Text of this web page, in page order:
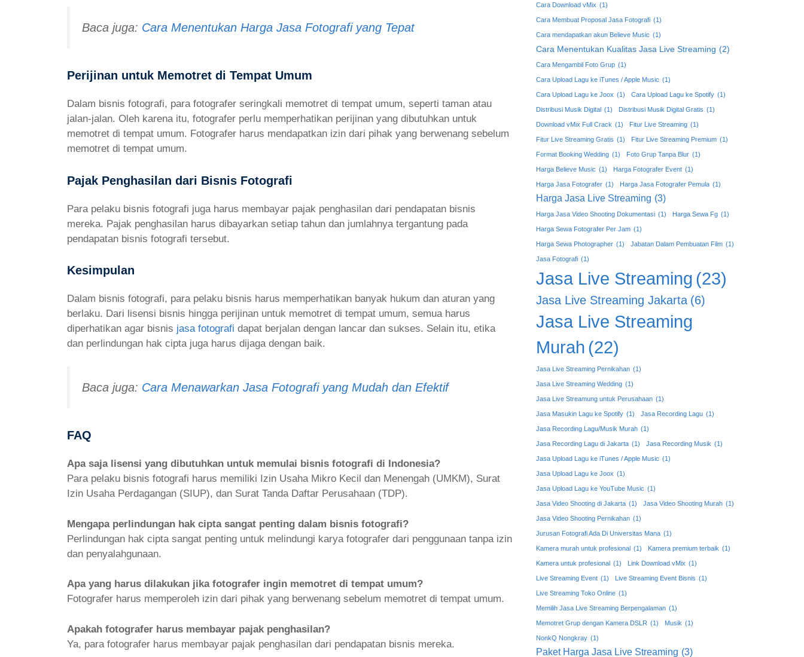
Baca juga: Cara Menentukan Harga Jasa Fotografi yang Tepat
Perijinan untuk Memotret di Tempat Umum
Dalam bisnis fotografi, para fotografer seringkali memotret di tempat umum, seperti taman atau
jalan-jalan. Oleh karena itu, fotografer perlu memperhatikan perijinan yang dibutuhkan untuk
memotret di tempat umum. Fotografer harus mendapatkan izin dari pihak yang berwenang sebelum
memotret di tempat umum.
Pajak Penghasilan dari Bisnis Fotografi
Para pelaku bisnis fotografi juga harus membayar pajak penghasilan dari pendapatan bisnis
mereka. Pajak penghasilan harus dibayarkan setiap tahun dan jumlahnya tergantung pada
pendapatan bisnis fotografi tersebut.
Kesimpulan
Dalam bisnis fotografi, para pelaku bisnis harus memperhatikan banyak hukum dan aturan yang
berlaku. Dari lisensi bisnis hingga perijinan untuk memotret di tempat umum, semua harus
diperhatikan agar bisnis jasa fotografi dapat berjalan dengan lancar dan sukses. Selain itu, etika
dan perlindungan hak cipta juga harus dijaga dengan baik.
Baca juga: Cara Menawarkan Jasa Fotografi yang Mudah dan Efektif
FAQ
Apa saja lisensi yang dibutuhkan untuk memulai bisnis fotografi di Indonesia?
Para pelaku bisnis fotografi harus memiliki Izin Usaha Mikro Kecil dan Menengah (UMKM), Surat
Izin Usaha Perdagangan (SIUP), dan Surat Tanda Daftar Perusahaan (TDP).
Mengapa perlindungan hak cipta sangat penting dalam bisnis fotografi?
Perlindungan hak cipta sangat penting untuk melindungi karya fotografer dari penggunaan tanpa izin
dan penyalahgunaan.
Apa yang harus dilakukan jika fotografer ingin memotret di tempat umum?
Fotografer harus memperoleh izin dari pihak yang berwenang sebelum memotret di tempat umum.
Apakah fotografer harus membayar pajak penghasilan?
Ya, para fotografer harus membayar pajak penghasilan dari pendapatan bisnis mereka.
Cara Download vMix (1)
Cara Membuat Proposal Jasa Fotografi (1)
Cara mendapatkan akun Believe Music (1)
Cara Menentukan Kualitas Jasa Live Streaming (2)
Cara Mengambil Foto Grup (1)
Cara Upload Lagu ke iTunes / Apple Music (1)
Cara Upload Lagu ke Joox (1) Cara Upload Lagu ke Spotify (1)
Distribusi Musik Digital (1) Distribusi Musik Digital Gratis (1)
Download vMix Full Crack (1) Fitur Live Streaming (1)
Fitur Live Streaming Gratis (1) Fitur Live Streaming Premium (1)
Format Booking Wedding (1) Foto Grup Tanpa Blur (1)
Harga Believe Music (1) Harga Fotografer Event (1)
Harga Jasa Fotografer (1) Harga Jasa Fotografer Pemula (1)
Harga Jasa Live Streaming (3)
Harga Jasa Video Shooting Dokumentasi (1) Harga Sewa Fg (1)
Harga Sewa Fotografer Per Jam (1)
Harga Sewa Photographer (1) Jabatan Dalam Pembuatan Film (1)
Jasa Fotografi (1)
Jasa Live Streaming (23)
Jasa Live Streaming Jakarta (6)
Jasa Live Streaming
Murah (22)
Jasa Live Streaming Pernikahan (1)
Jasa Live Streaming Wedding (1)
Jasa Live Streamung untuk Perusahaan (1)
Jasa Masukin Lagu ke Spotify (1) Jasa Recording Lagu (1)
Jasa Recording Lagu/Musik Murah (1)
Jasa Recording Lagu di Jakarta (1) Jasa Recording Musik (1)
Jasa Upload Lagu ke iTunes / Apple Music (1)
Jasa Upload Lagu ke Joox (1)
Jasa Upload Lagu ke YouTube Music (1)
Jasa Video Shooting di Jakarta (1) Jasa Video Shooting Murah (1)
Jasa Video Shooting Pernikahan (1)
Jurusan Fotografi Ada Di Universitas Mana (1)
Kamera murah untuk profesional (1) Kamera premium terbaik (1)
Kamera untuk profesional (1) Link Download vMix (1)
Live Streaming Event (1) Live Streaming Event Bisnis (1)
Live Streaming Toko Online (1)
Memilih Jasa Live Streaming Berpengalaman (1)
Memotret Grup dengan Kamera DSLR (1) Musik (1)
NonkQ Nongkray (1)
Paket Harga Jasa Live Streaming (3)